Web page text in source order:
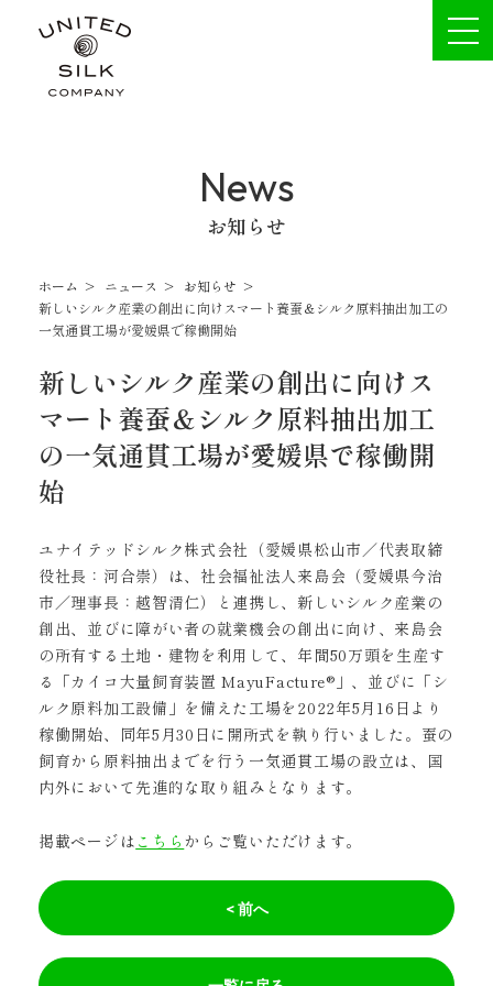
News
お知らせ
ホーム > ニュース > お知らせ >
新しいシルク産業の創出に向けスマート養蚕＆シルク原料抽出加工の
一気通貫工場が愛媛県で稼働開始
新しいシルク産業の創出に向けス
マート養蚕＆シルク原料抽出加工
の一気通貫工場が愛媛県で稼働開
始
ユナイテッドシルク株式会社（愛媛県松山市／代表取締
役社長：河合崇）は、社会福祉法人来島会（愛媛県今治
市／理事長：越智清仁）と連携し、新しいシルク産業の
創出、並びに障がい者の就業機会の創出に向け、来島会
の所有する土地・建物を利用して、年間50万頭を生産す
る「カイコ大量飼育装置 MayuFacture®」、並びに「シ
ルク原料加工設備」を備えた工場を2022年5月16日より
稼働開始、同年5月30日に開所式を執り行いました。蚕の
飼育から原料抽出までを行う一気通貫工場の設立は、国
内外において先進的な取り組みとなります。
掲載ページは こちら からご覧いただけます。
< 前へ